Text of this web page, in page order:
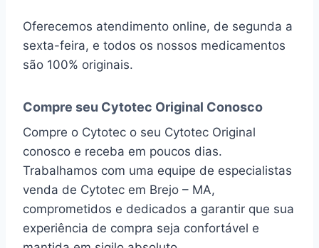
Oferecemos atendimento online, de segunda a
sexta-feira, e todos os nossos medicamentos
são 100% originais.
Compre seu Cytotec Original Conosco
Compre o Cytotec o seu Cytotec Original
conosco e receba em poucos dias.
Trabalhamos com uma equipe de especialistas
venda de Cytotec em Brejo – MA,
comprometidos e dedicados a garantir que sua
experiência de compra seja confortável e